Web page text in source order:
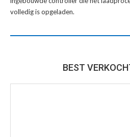
volledig is opgeladen.
BEST